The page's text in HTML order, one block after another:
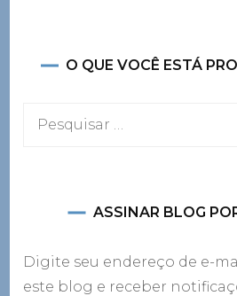
O QUE VOCÊ ESTÁ
Pesquisar
ASSINAR BLOG
Digite seu endereço de e-
este blog e receber